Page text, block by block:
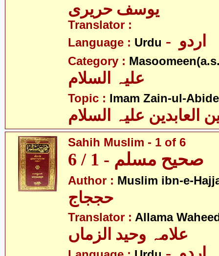
یوسف حریری
Translator :
Language : Urdu
Category :
Topic : Imam Zain-ul-
Sahih Muslim - 1 of 6
صحیح مسلم - 1 / 6
Author : Muslim ibn-e-
حججاج
Translator : Allama
علامہ وحید الزماں